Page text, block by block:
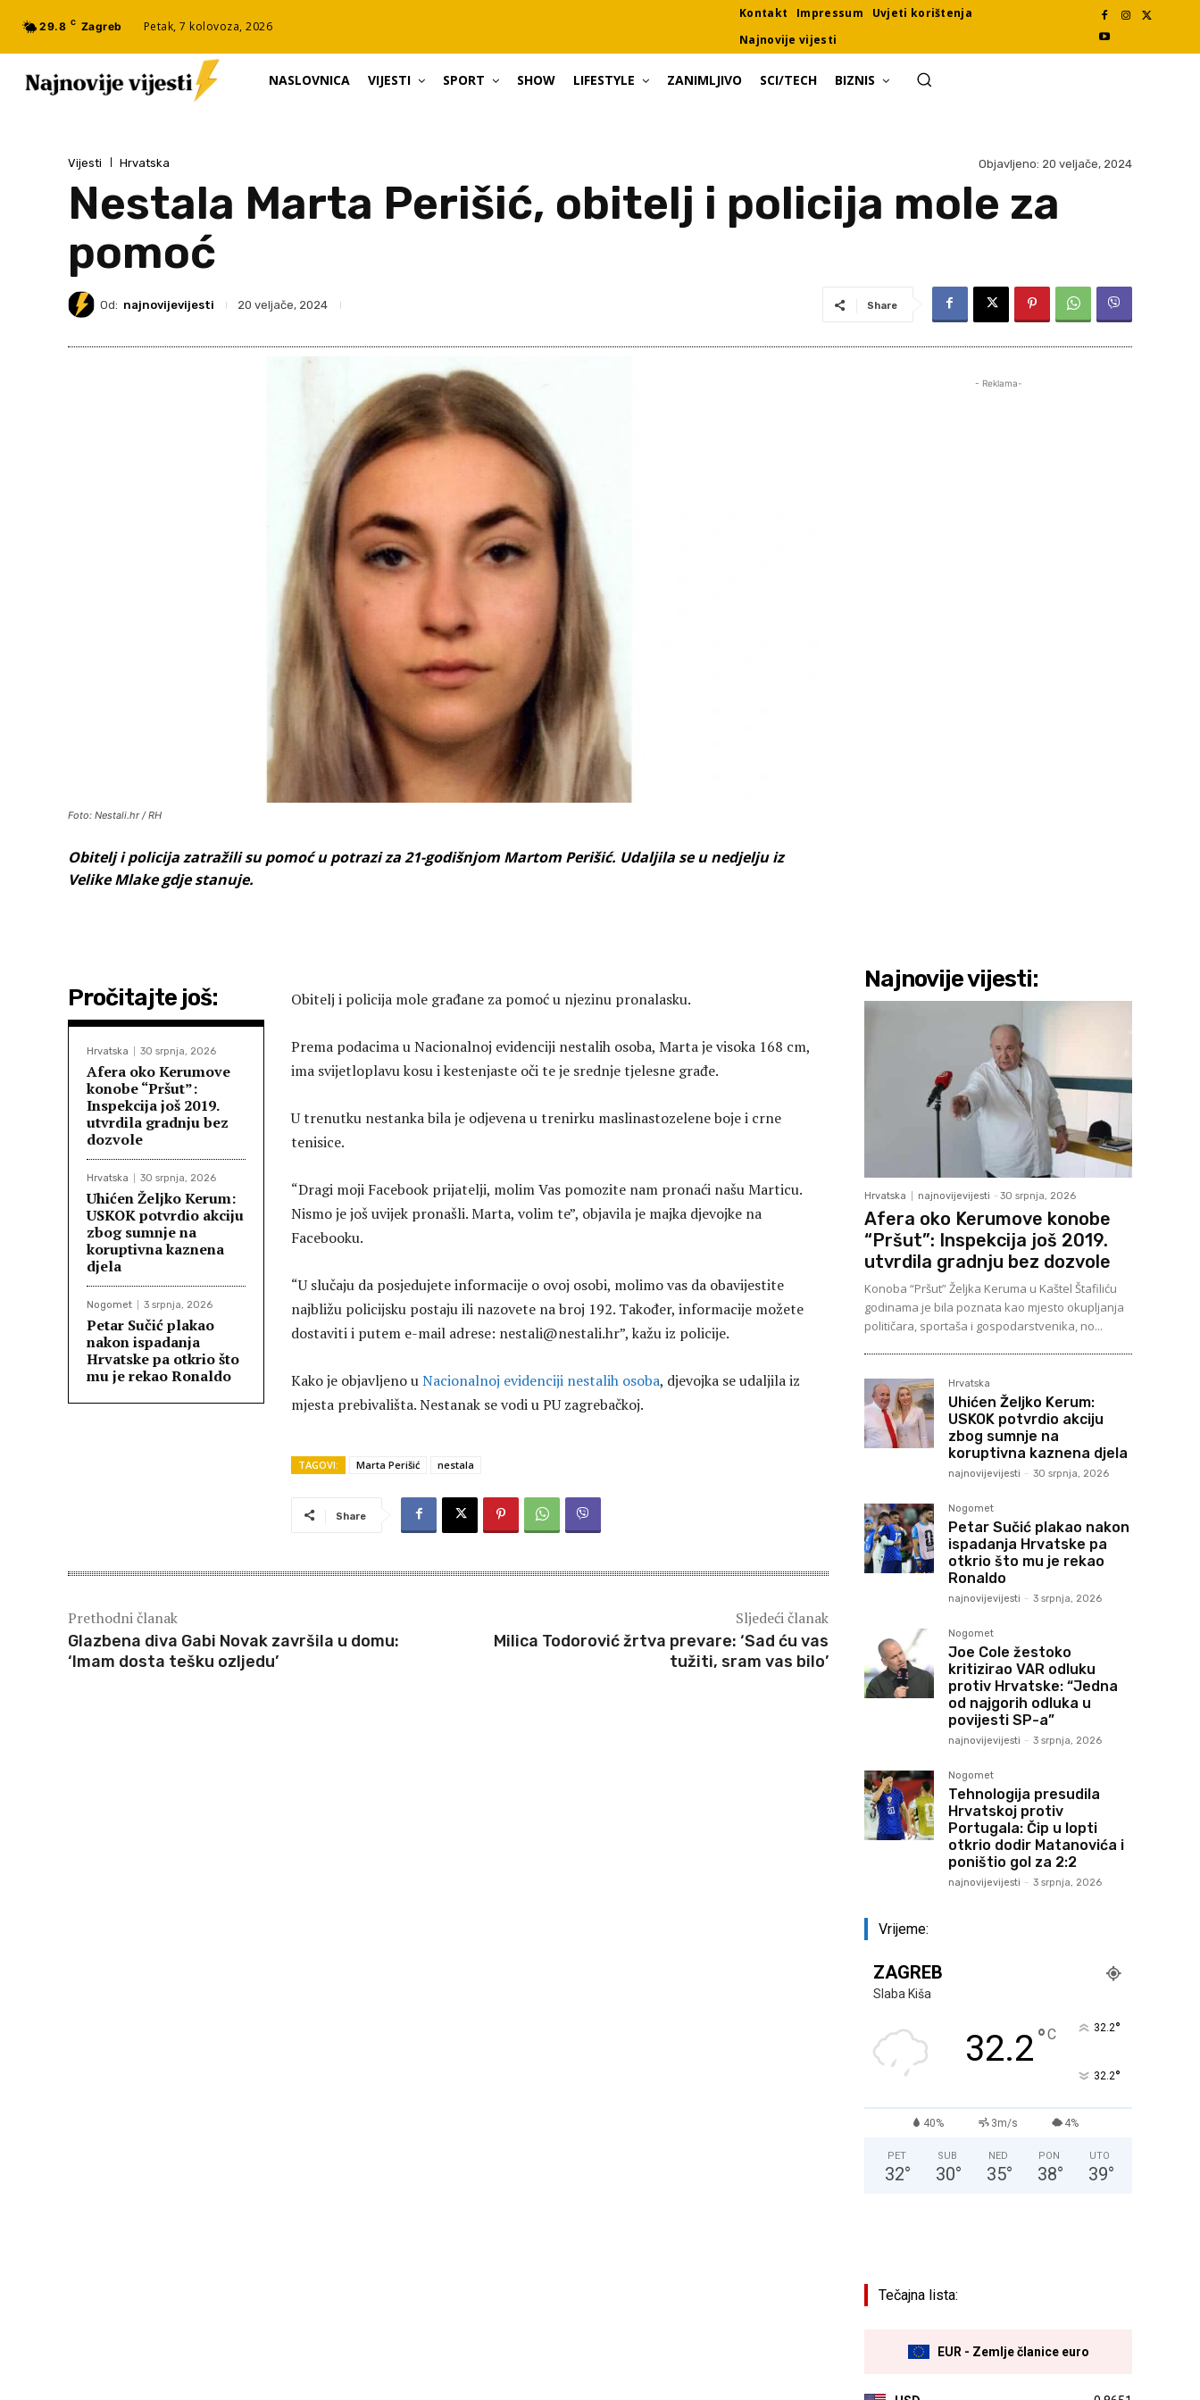
29.8 C Zagreb Petak, 7 kolovoza, 2026
Kontakt Impressum
Uvjeti korištenja
Najnovije vijesti
NASLOVNICA VIJESTI SPORT SHOW LIFESTYLE ZANIMLJIVO SCI/TECH BIZNIS
Vijesti Hrvatska Objavljeno: 20 veljače, 2024
Nestala Marta Perišić, obitelj i policija mole za
pomoć
Od: najnovijevijesti 20 veljače, 2024 Share
Foto: Nestali.hr / RH
Obitelj i policija zatražili su pomoć u potrazi za 21-godišnjom Martom Perišić. Udaljila se u nedjelju iz
Velike Mlake gdje stanuje.
Pročitajte još:
Hrvatska 30 srpnja, 2026
Afera oko Kerumove
konobe “Pršut”:
Inspekcija još 2019.
utvrdila gradnju bez
dozvole
Hrvatska 30 srpnja, 2026
Uhićen Željko Kerum:
USKOK potvrdio akciju
zbog sumnje na
koruptivna kaznena
djela
Nogomet 3 srpnja, 2026
Petar Sučić plakao
nakon ispadanja
Hrvatske pa otkrio što
mu je rekao Ronaldo
Obitelj i policija mole građane za pomoć u njezinu pronalasku.
Prema podacima u Nacionalnoj evidenciji nestalih osoba, Marta je visoka 168 cm,
ima svijetloplavu kosu i kestenjaste oči te je srednje tjelesne građe.
U trenutku nestanka bila je odjevena u trenirku maslinastozelene boje i crne
tenisice.
“Dragi moji Facebook prijatelji, molim Vas pomozite nam pronaći našu Marticu.
Nismo je još uvijek pronašli. Marta, volim te”, objavila je majka djevojke na
Facebooku.
“U slučaju da posjedujete informacije o ovoj osobi, molimo vas da obavijestite
najbližu policijsku postaju ili nazovete na broj 192. Također, informacije možete
dostaviti i putem e-mail adrese: nestali@nestali.hr”, kažu iz policije.
Kako je objavljeno uNacionalnoj evidenciji nestalih osoba, djevojka se udaljila iz
mjesta prebivališta. Nestanak se vodi u PU zagrebačkoj.
TAGOVI: Marta Perišić nestala
Share
Prethodni članak
Glazbena diva Gabi Novak završila u domu:
‘Imam dosta tešku ozljedu’
Sljedeći članak
Milica Todorović žrtva prevare: ‘Sad ću vas
tužiti, sram vas bilo’
- Reklama-
Najnovije vijesti:
Hrvatska najnovijevijesti - 30 srpnja, 2026
Afera oko Kerumove konobe
“Pršut”: Inspekcija još 2019.
utvrdila gradnju bez dozvole
Konoba “Pršut” Željka Keruma u Kaštel Štafiliću
godinama je bila poznata kao mjesto okupljanja
političara, sportaša i gospodarstvenika, no...
Hrvatska
Uhićen Željko Kerum:
USKOK potvrdio akciju
zbog sumnje na
koruptivna kaznena djela
najnovijevijesti - 30 srpnja, 2026
Nogomet
Petar Sučić plakao nakon
ispadanja Hrvatske pa
otkrio što mu je rekao
Ronaldo
najnovijevijesti - 3 srpnja, 2026
Nogomet
Joe Cole žestoko
kritizirao VAR odluku
protiv Hrvatske: “Jedna
od najgorih odluka u
povijesti SP-a”
najnovijevijesti - 3 srpnja, 2026
Nogomet
Tehnologija presudila
Hrvatskoj protiv
Portugala: Čip u lopti
otkrio dodir Matanovića i
poništio gol za 2:2
najnovijevijesti - 3 srpnja, 2026
Vrijeme:
ZAGREB
Slaba Kiša
32.2°C 32.2°
32.2°
40% 3m/s 4%
PET
32°
SUB
30°
NED
35°
PON
38°
UTO
39°
Tečajna lista:
EUR - Zemlje članice euro